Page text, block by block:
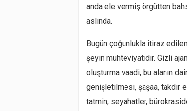
anda ele vermiş örgütten
aslında.
Bugün çoğunlukla itiraz
şeyin muhteviyatıdır. Gizli
oluşturma vaadi, bu alanın
genişletilmesi, şaşaa, takdir
tatmin, seyahatler,